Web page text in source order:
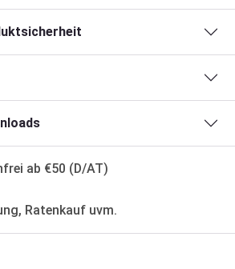
ab €50 (D/AT)
Ratenkauf uvm.